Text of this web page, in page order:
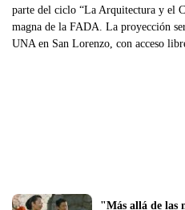
parte del ciclo “La Arquitectura y el
magna de la FADA. La proyección
UNA en San Lorenzo, con acceso
"Más allá de las